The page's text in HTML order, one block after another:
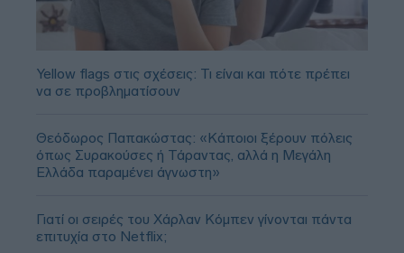
Yellow flags στις σχέσεις: Τι είναι και πότε πρέπει
να σε προβληματίσουν
Θεόδωρος Παπακώστας: «Κάποιοι ξέρουν πόλεις
όπως Συρακούσες ή Τάραντας, αλλά η Μεγάλη
Ελλάδα παραμένει άγνωστη»
Γιατί οι σειρές του Χάρλαν Κόμπεν γίνονται πάντα
επιτυχία στο Netflix;